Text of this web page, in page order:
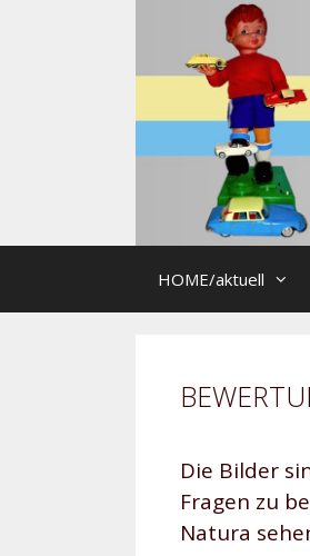
HOME/aktuell
Die Bilder
Fragen zu
Natura